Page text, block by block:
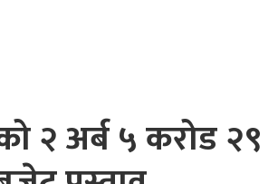
२ अर्ब ५ करोड २९